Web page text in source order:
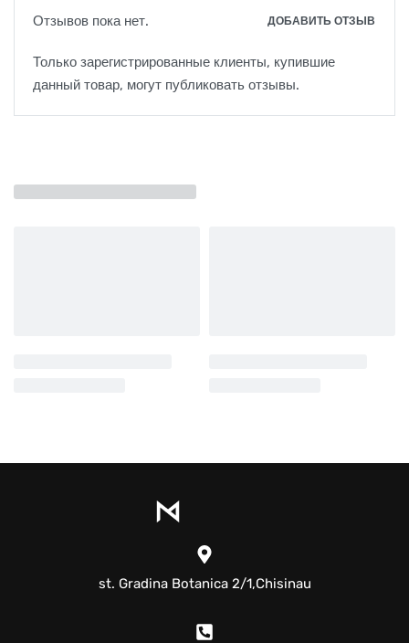
Отзывов пока нет. ДОБАВИТЬ ОТЗЫВ
Только зарегистрированные клиенты, купившие
данный товар, могут публиковать отзывы.
st. Gradina Botanica 2/1,Chisinau